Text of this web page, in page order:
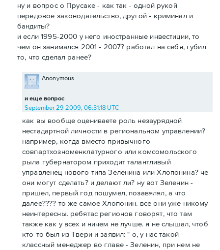
ну и вопрос о Прусаке - как так - одной рукой
передовое законодательство, другой - криминал и
бандиты?
и если 1995-2000 у него иностранные инвестиции, то
чем он занимался 2001 - 2007? работал на себя, губил
то, что сделал ранее?
и еще вопрос
Anonymous
September 29 2009, 06:31:18 UTC
как вы вообще оцениваете роль незаурядной
нестадартной личности в региональном управлении?
например, когда вместо привычного
совпартхозноменклатурного или комсомольского
рыла губернатором приходит талантливый
управленец нового типа Зеленина или Хлопонина? че
они могут сделать? и делают ли? ну вот Зеленин -
пришел, первый год пошумел, позавялял, а что
далее???? то же самое Хлопонин. все они уже никому
неинтересны. ребятас регионов говорят, что там
также как у всех и ничем не лучше. я не слышал, чтоб
кто-то был из Твери и заявил: " о, у нас такой
классный менеджер во главе - Зеленин, при нем не